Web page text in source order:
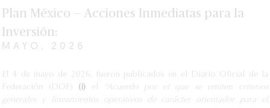
Plan México — Acciones Inmediatas para la
Inversión:
MAYO, 2026
El 4 de mayo de 2026, fueron publicados en el Diario Oficial de la
Federación (DOF) (i) el
“Acuerdo por el que se emiten criterios
generales y lineamientos operativos de carácter orientador para el